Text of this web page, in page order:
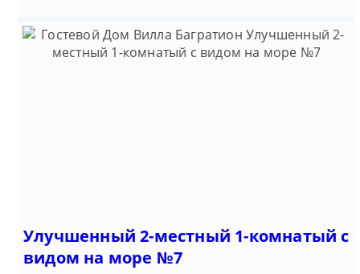
Улучшенный 2-местный 1-комнатый с
видом на море №7